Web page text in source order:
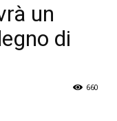
un
di
660